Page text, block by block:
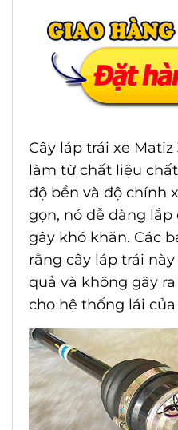
Cây láp trái xe
làm từ chất liệu
độ bền và độ chính
gọn, nó dễ dàng
gây khó khăn. Các
rằng cây láp trái
quả và không gây
cho hệ thống lái của